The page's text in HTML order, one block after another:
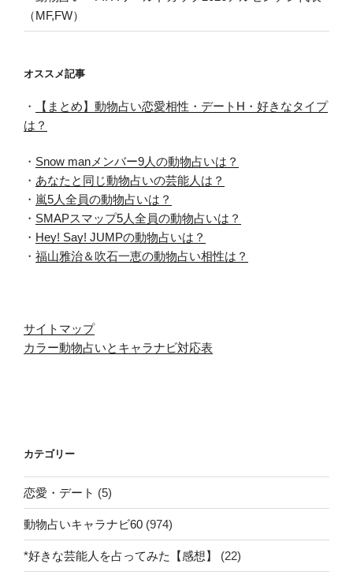
（MF,FW）
オススメ記事
・
【まとめ】動物占い恋愛相性・デートH・好きなタイプ
は？
・ Snow manメンバー9人の動物占いは？
・ あなたと同じ動物占いの芸能人は？
・ 嵐5人全員の動物占いは？
・ SMAPスマップ5人全員の動物占いは？
・ Hey! Say! JUMPの動物占いは？
・ 福山雅治＆吹石一恵の動物占い相性は？
サイトマップ
カラー動物占いとキャラナビ対応表
カテゴリー
恋愛・デート (5)
動物占いキャラナビ60 (974)
*好きな芸能人を占ってみた【感想】 (22)